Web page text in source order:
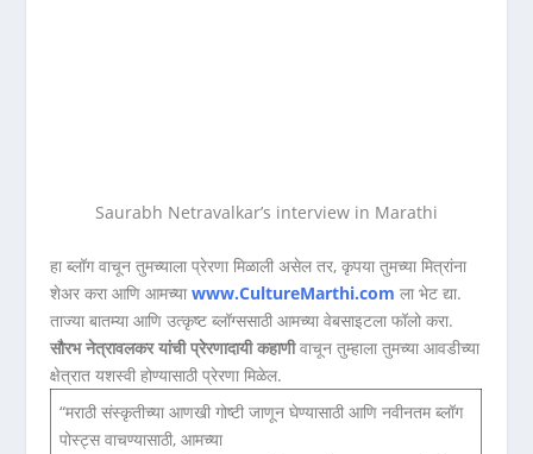
Saurabh Netravalkar’s interview in Marathi
हा ब्लॉग वाचून तुमच्याला प्रेरणा मिळाली असेल तर, कृपया तुमच्या मित्रांना
शेअर करा आणि आमच्याwww.CultureMarthi.com ला भेट द्या.
ताज्या बातम्या आणि उत्कृष्ट ब्लॉग्ससाठी आमच्या वेबसाइटला फॉलो करा.
सौरभ नेत्रावलकर यांची प्रेरणादायी कहाणीवाचून तुम्हाला तुमच्या आवडीच्या
क्षेत्रात यशस्वी होण्यासाठी प्रेरणा मिळेल.
“मराठी संस्कृतीच्या आणखी गोष्टी जाणून घेण्यासाठी आणि नवीनतम ब्लॉग
पोस्ट्स वाचण्यासाठी, आमच्या